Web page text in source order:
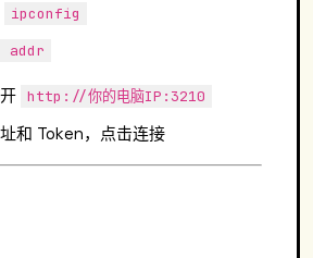
ipconfig
addr
http://你的电脑IP:3210
和 Token，点击连接